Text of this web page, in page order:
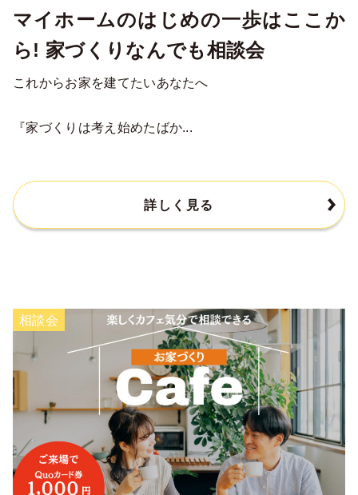
マイホームのはじめの一歩はここか
ら! 家づくりなんでも相談会
これからお家を建てたいあなたへ
『家づくりは考え始めたばか...
詳しく見る
相談会